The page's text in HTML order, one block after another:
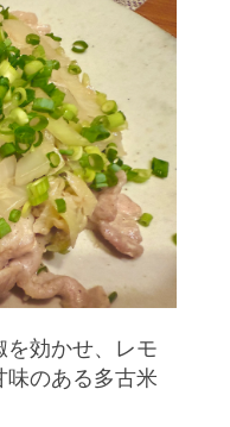
効かせ、レモ
のある多古米